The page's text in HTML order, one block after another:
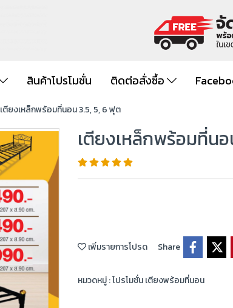
สินค้าโปรโมชั่น ติดต่อสั่งซื้อ
เตียงเหล็กพร้อมที่นอน 3.5, 5, 6 ฟุต
เตียงเหล็กพร้อมที่น
เพิ่มรายการโปรด Share
หมวดหมู่ :โปรโมชั่น เตียงพร้อมที่นอน